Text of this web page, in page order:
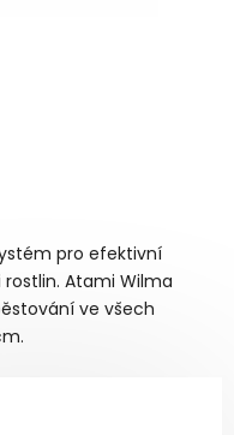
pro efektivní
Atami Wilma
ve všech